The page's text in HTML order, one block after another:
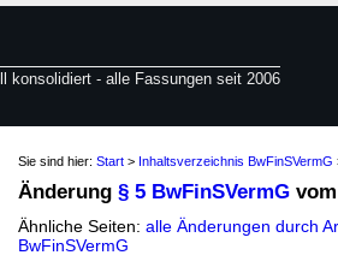
konsolidiert - alle Fassungen seit 2006
Sie sind hier: Start > Inhaltsverzeichnis BwFinSVermG
Änderung § 5 BwFinSVermG
Ähnliche Seiten: alle Änderungen durch
BwFinSVermG